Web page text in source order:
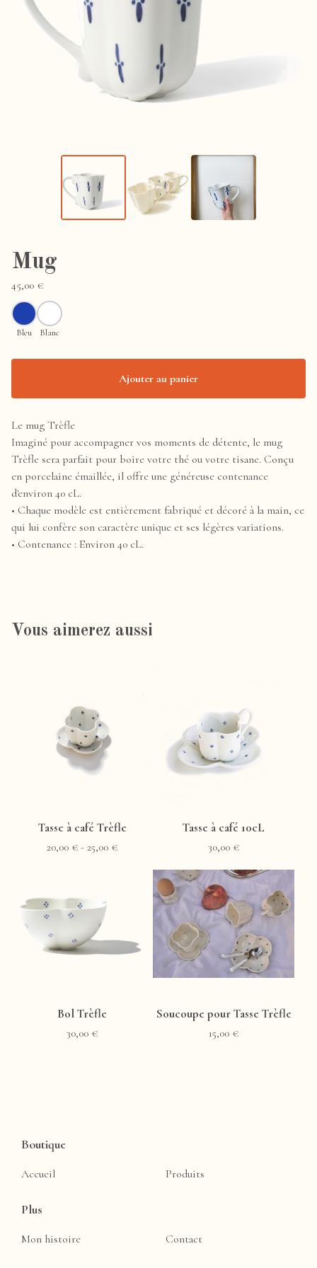
Mug
45,00 €
Bleu Blanc
Ajouter au panier
Le mug Trèfle
Imaginé pour accompagner vos moments de détente, le mug
Trèfle sera parfait pour boire votre thé ou votre tisane. Conçu
en porcelaine émaillée, il offre une généreuse contenance
d'environ 40 cL.
• Chaque modèle est entièrement fabriqué et décoré à la main, ce
qui lui confère son caractère unique et ses légères variations.
• Contenance : Environ 40 cL.
Vous aimerez aussi
Tasse à café Trèfle
20,00 € - 25,00 €
Tasse à café 10cL
30,00 €
Bol Trèfle
30,00 €
Soucoupe pour Tasse Trèfle
15,00 €
Boutique
Accueil Produits
Plus
Mon histoire Contact